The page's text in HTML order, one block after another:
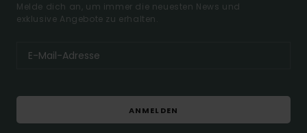
Melde dich an, um immer die neuesten News und
exklusive Angebote zu erhalten.
ANMELDEN